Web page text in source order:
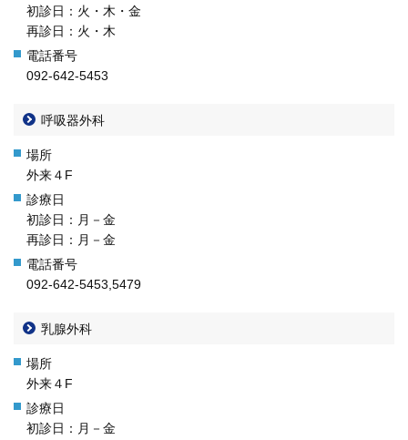
初診日：火・木・金
再診日：火・木
092-642-5453
呼吸器外科
外来４F
初診日：月－金
再診日：月－金
092-642-5453,5479
乳腺外科
外来４F
初診日：月－金